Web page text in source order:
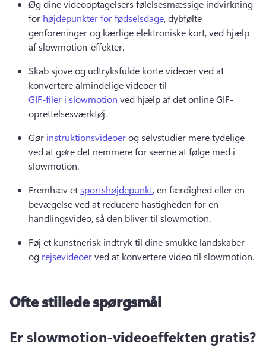
Øg dine videooptagelsers følelsesmæssige indvirkning
for højdepunkter for fødselsdage, dybfølte
genforeninger og kærlige elektroniske kort, ved hjælp
af slowmotion-effekter.
Skab sjove og udtryksfulde korte videoer ved at
konvertere almindelige videoer til
GIF-filer i slowmotion ved hjælp af det online GIF-
oprettelsesværktøj.
Gør instruktionsvideoer og selvstudier mere tydelige
ved at gøre det nemmere for seerne at følge med i
slowmotion.
Fremhæv et sportshøjdepunkt, en færdighed eller en
bevægelse ved at reducere hastigheden for en
handlingsvideo, så den bliver til slowmotion.
Føj et kunstnerisk indtryk til dine smukke landskaber
og rejsevideoer ved at konvertere video til slowmotion.
Ofte stillede spørgsmål
Er slowmotion-videoeffekten gratis?